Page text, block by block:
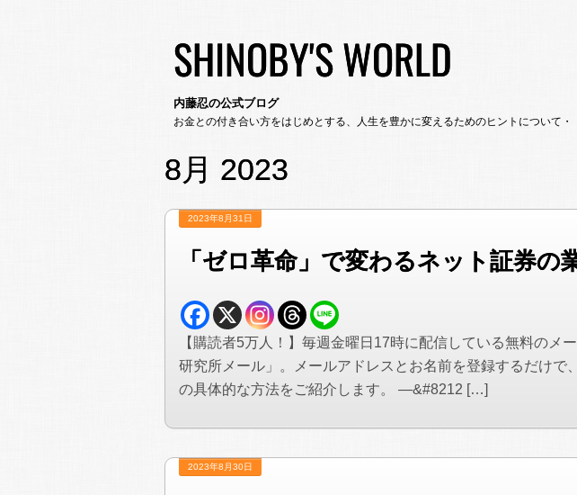
SHINOBY'S WORLD
内藤忍の公式ブログ
お金との付き合い方をはじめとする、人生を豊かに変えるためのヒントについて
8月 2023
2023年8月31日
「ゼロ革命」で変わるネット証券の
【購読者5万人！】毎週金曜日17時に配信している無料のメ
研究所メール」。メールアドレスとお名前を登録するだけで
の具体的な方法をご紹介します。 —&#8212 […]
2023年8月30日